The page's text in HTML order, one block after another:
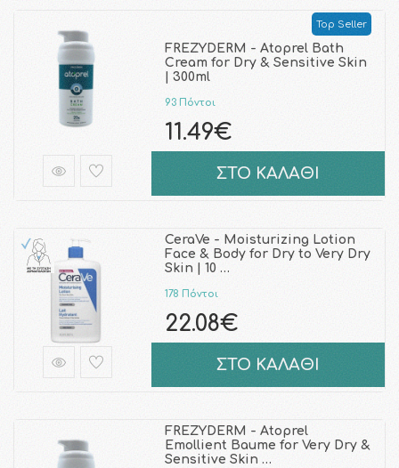
Top Seller
FREZYDERM - Atoprel Bath
Cream for Dry & Sensitive Skin
| 300ml
93 Πόντοι
11.49€
ΣΤΟ ΚΑΛΑΘΙ
CeraVe - Moisturizing Lotion
Face & Body for Dry to Very Dry
Skin | 10 …
178 Πόντοι
22.08€
ΣΤΟ ΚΑΛΑΘΙ
FREZYDERM - Atoprel
Emollient Baume for Very Dry &
Sensitive Skin …